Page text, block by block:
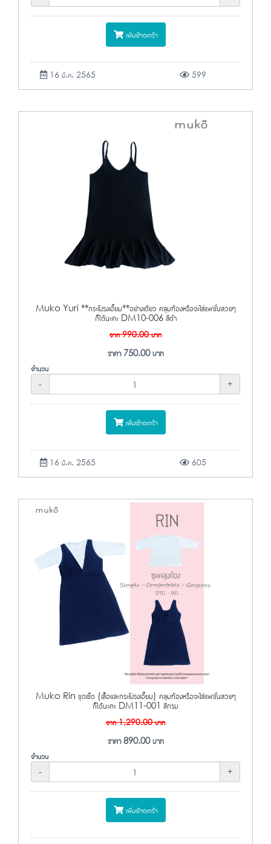
เพิ่มเข้าตะกร้า
16 มี.ค. 2565 599
Muko Yuri **กระโปรงเอี๊ยม**อย่างเดียว คลุมท้องหรือจะใส่แฟชั่นสวยๆ
ก็ได้นะคะ DM10-006 สีดำ
จาก990.00บาท
ราคา 750.00บาท
จำนวน
-
+
เพิ่มเข้าตะกร้า
16 มี.ค. 2565 605
Muko Rin ชุดเซ็ต (เสื้อและกระโปรงเอี๊ยม) คลุมท้องหรือจะใส่แฟชั่นสวยๆ
ก็ได้นะคะ DM11-001 สีกรม
จาก1,290.00บาท
ราคา890.00บาท
จำนวน
-
+
เพิ่มเข้าตะกร้า